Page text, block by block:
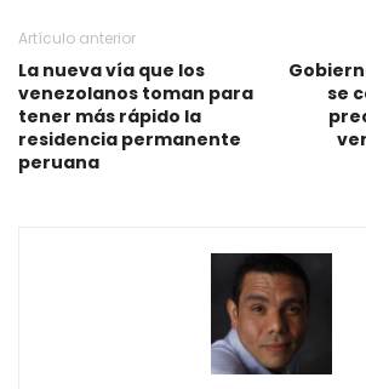
Artículo anterior
La nueva vía que los
venezolanos toman para
tener más rápido la
residencia permanente
peruana
se